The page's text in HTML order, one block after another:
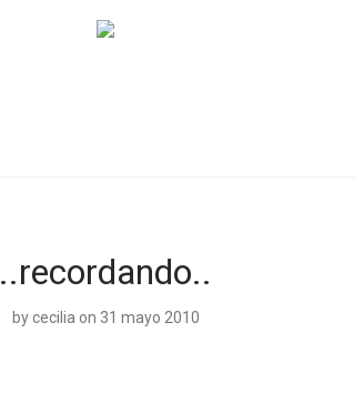
..recordando..
bycecilia on 31 mayo 2010